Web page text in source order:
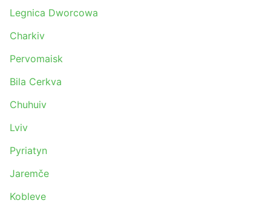
Legnica Dworcowa
Charkiv
Pervomaisk
Bila Cerkva
Chuhuiv
Lviv
Pyriatyn
Jaremče
Kobleve